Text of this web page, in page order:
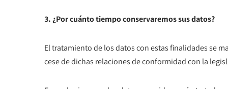
3. ¿Por cuánto tiempo conservaremos sus datos?
El tratamiento de los datos con estas finalidades se
cese de dichas relaciones de conformidad con la